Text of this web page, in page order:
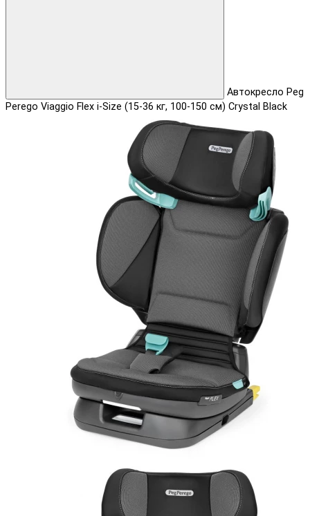
Автокресло Peg
Perego Viaggio Flex i-Size (15-36 кг, 100-150 см) Crystal Black